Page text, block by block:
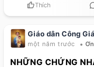
Thích
Giáo dân Công
một năm trước •
NHỮNG CHỨNG